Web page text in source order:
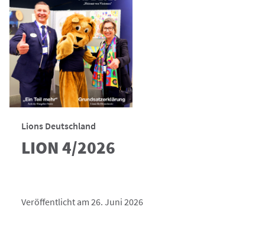
Lions Deutschland
LION 4/2026
Veröffentlicht am 26. Juni 2026